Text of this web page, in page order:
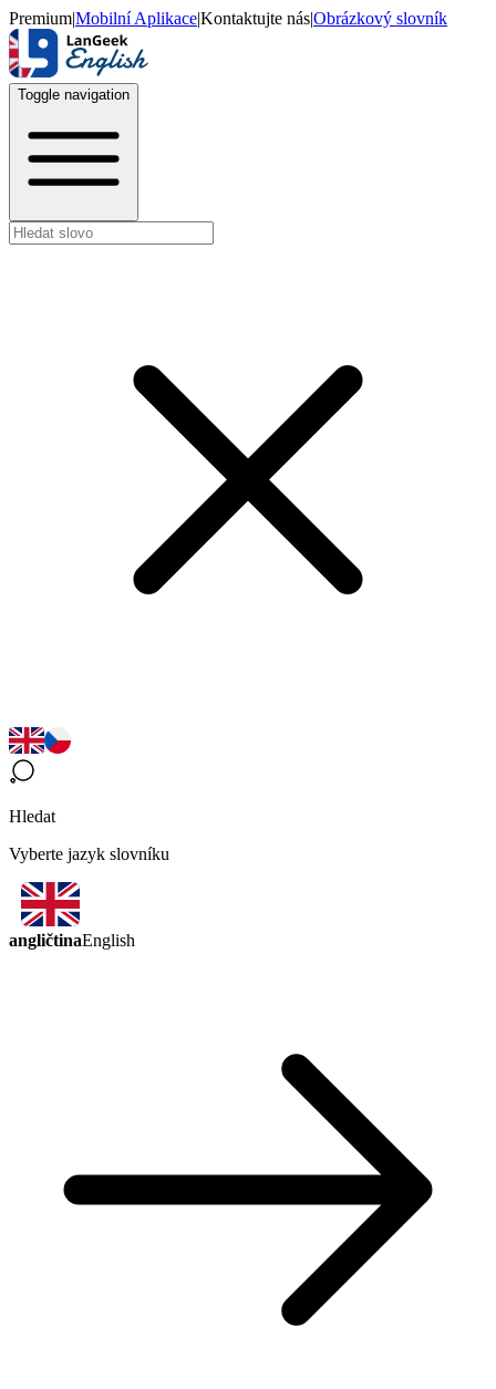
Premium|Mobilní Aplikace|Kontaktujte nás|Obrázkový slovník
Toggle navigation
Hledat
Vyberte jazyk slovníku
angličtinaEnglish